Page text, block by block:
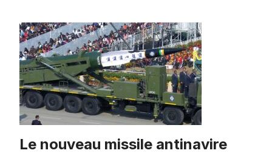
Le nouveau missile antinavire